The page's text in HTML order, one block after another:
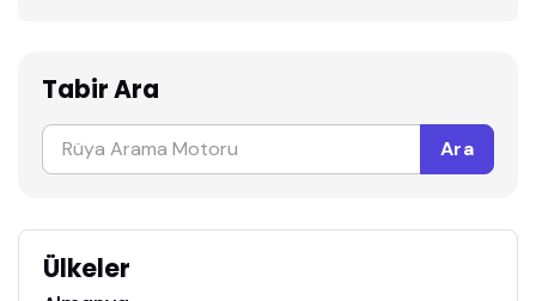
Tabir Ara
Ara
Ülkeler